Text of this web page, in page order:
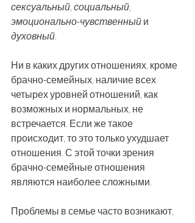
сексуальный, социальный,
эмоционально-чувственный и
духовный.
Ни в каких других отношениях, кроме
брачно-семейных, наличие всех
четырех уровней отношений, как
возможных и нормальных, не
встречается. Если же такое
происходит, то это только ухудшает
отношения. С этой точки зрения
брачно-семейные отношения
являются наиболее сложными.
Проблемы в семье часто возникают,